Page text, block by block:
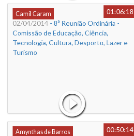
Camil Caram
01:06:18
02/04/2014 - 8ª Reunião Ordinária -
Comissão de Educação, Ciência,
Tecnologia, Cultura, Desporto, Lazer e
Turismo
Amynthas de Barros
00:50:14